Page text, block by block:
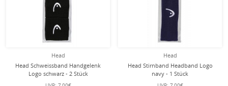
Head
Head Schweissband Handgelenk
Logo schwarz - 2 Stück
Head
Head Stirnband Headband Logo
navy - 1 Stück